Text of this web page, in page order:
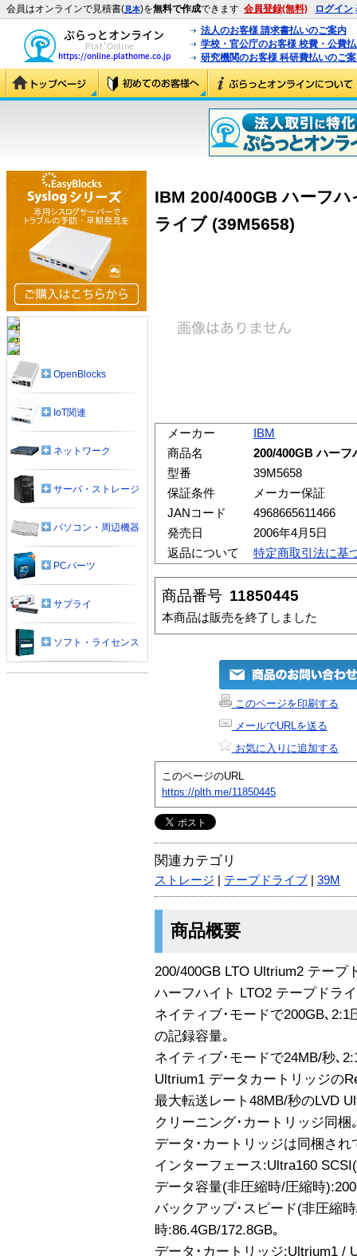
会員はオンラインで見積書(見本)を無料で作成できます 会員登録(無料) ログイン
法人のお客様 請求書払いのご案内
学校・官公庁のお客様 校費・公費
研究機関のお客様 科研費払いのご
IBM 200/400GB ハーフ
ライブ (39M5658)
メーカー
IBM
商品名
200/400GB ハー
型番
39M5658
保証条件
メーカー保証
JANコード
4968665611466
発売日
2006年4月5日
返品について
特定商取引法に基
商品番号 11850445
本商品は販売を終了しました
このページを印刷する
メールでURLを送る
お気に入りに追加する
このページのURL
https://plth.me/11850445
関連カテゴリ
ストレージ テープドライブ 39M
商品概要
200/400GB LTO Ultrium2 テープ
ハーフハイト LTO2 テープドラ
ネイティブ･モードで200GB､
の記録容量｡
ネイティブ･モードで24MB/秒､
Ultrium1 データカートリッジの
最大転送レート48MB/秒のLVD
クリーニング･カートリッジ同梱
データ･カートリッジは同梱され
インターフェース:Ultra160
データ容量(非圧縮時/圧縮時
バックアップ･スピード(非圧縮
時:86.4GB/172.8GB｡
データ･カートリッジ:Ultrium1 /
OpenBlocks
IoT関連
ネットワーク
サーバ・ストレージ
パソコン・周辺機器
PCパーツ
サプライ
ソフト・ライセンス